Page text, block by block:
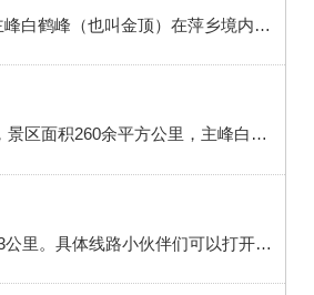
1 武功山位于罗霄山脉北段，位于江西西部，地跨萍乡市的芦溪县、吉安市安福县、宜春市袁州区三地，其主峰白鹤峰（也叫金顶）在萍乡境内，从萍乡火车站坐1路公交到公交西站,（票价一元）无人售票。公交西站座萍乡至武功山的车,票价大概十元左右。2 武功山山体博大，景区面积360多平方公里，主峰白鹤峰（金顶）海拔...
1 NO.1:武功山萍乡旅游一定要去的景点，武功山风景名胜区位于江西省萍乡市东南边境，绵延起伏120公里，景区面积260余平方公里，主峰白鹤峰海拔1918.3米，为江西境内最高峰，自然风光极其秀美，山体博大、山高林密、溪流遍布、美妙绝伦。2 NO.2:吉内得种植基地萍乡家庭游一定要去的景点，背靠武功山，万亩的油菜花田...
1 旅行前往路线推荐自驾前往首先到达江西萍乡市，然后从萍乡市驾车前往景区，车程大概两个小时，大约43公里。具体线路小伙伴们可以打开地图导航即可。乘车前往江西省萍乡市火车站有直达武功山（石鼓寺）的旅游专线，也可以选择乘坐1、2路公交到萍乡城南汽车站转乘到武功山的旅游客车，均为20分钟左右一趟，票价20元左右/...